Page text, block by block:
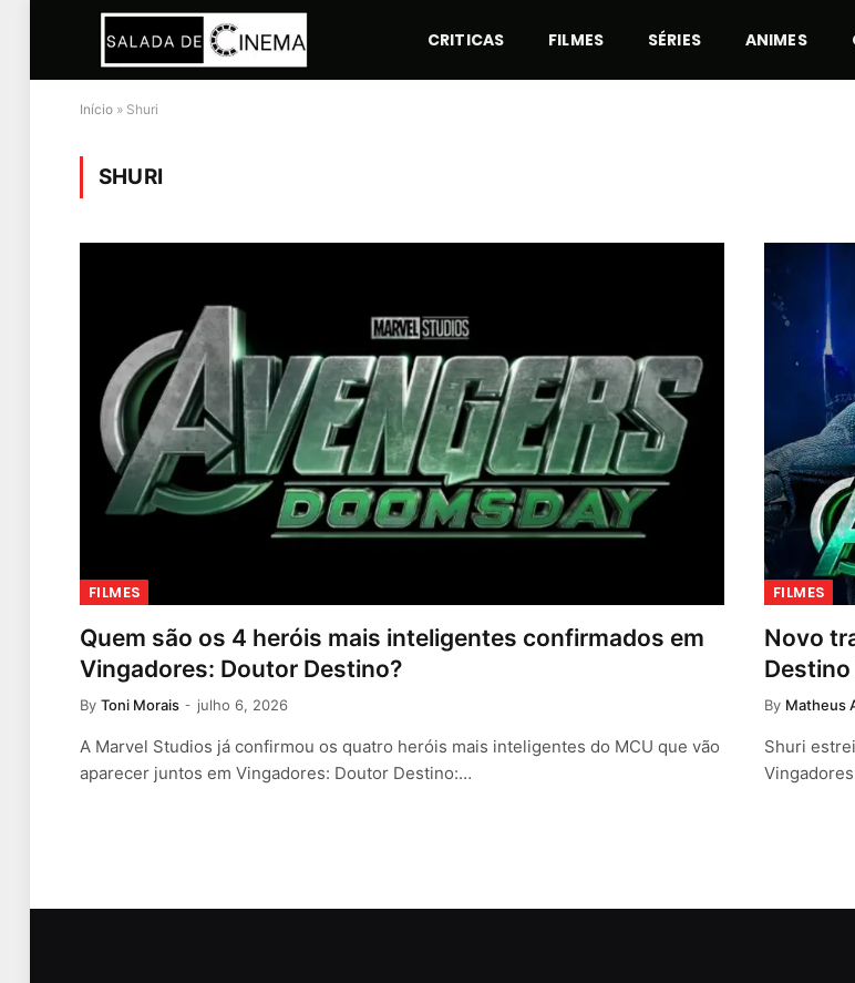
CRITICAS FILMES SÉRIES ANIMES
Início » Shuri
SHURI
FILMES
Quem são os 4 heróis mais inteligentes confirmados em
Vingadores: Doutor Destino?
By Toni Morais julho 6, 2026
A Marvel Studios já confirmou os quatro heróis mais inteligentes do MCU que vão
aparecer juntos em Vingadores: Doutor Destino:…
FILMES
Novo
By Matheus
Shuri